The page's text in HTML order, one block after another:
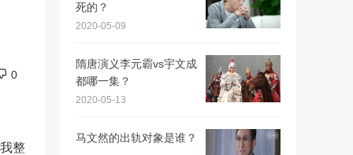
0
整
死的？
2020-05-09
隋唐演义李元霸vs宇文成
都哪一集？
2020-05-13
马文然的出轨对象是谁？